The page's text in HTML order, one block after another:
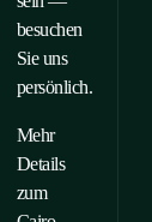
besuchen
Sie uns
persönlich.
Mehr
Details
zum